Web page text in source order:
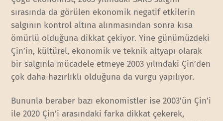
sırasında da görülen ekonomik negatif etkilerin
salgının kontrol altına alınmasından sonra kısa
ömürlü olduğuna dikkat çekiyor. Yine günümüzdeki
Çin’in, kültürel, ekonomik ve teknik altyapı olarak
bir salgınla mücadele etmeye 2003 yılındaki Çin’den
çok daha hazırlıklı olduğuna da vurgu yapılıyor.
Bununla beraber bazı ekonomistler ise 2003’ün Çin’i
ile 2020 Çin’i arasındaki farka dikkat çekerek,